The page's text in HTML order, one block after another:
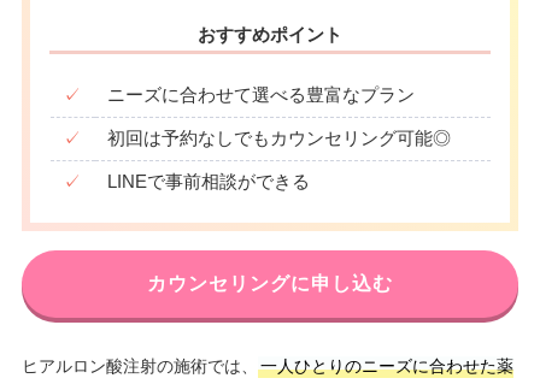
おすすめポイント
✓ ニーズに合わせて選べる豊富なプラン
✓ 初回は予約なしでもカウンセリング可能◎
✓ LINEで事前相談ができる
カウンセリングに申し込む
ヒアルロン酸注射の施術では、
一人ひとりのニーズに合わせた薬